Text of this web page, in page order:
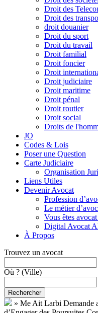
Droit des
Droit des
droit douanier
Droit du sport
Droit du travail
Droit familial
Droit foncier
Droit
Droit judiciaire
Droit maritime
Droit pénal
Droit routier
Droit social
Droits de
JO
Codes & Lois
Poser une Question
Carte Judiciaire
Organisation
Liens Utiles
Devenir Avocat
Profession
Le métier
Vous êtes
Digital Avocat
À Propos
Trouvez un avocat
Où ? (Ville)
Rechercher
» Me Ait Larbi Demande